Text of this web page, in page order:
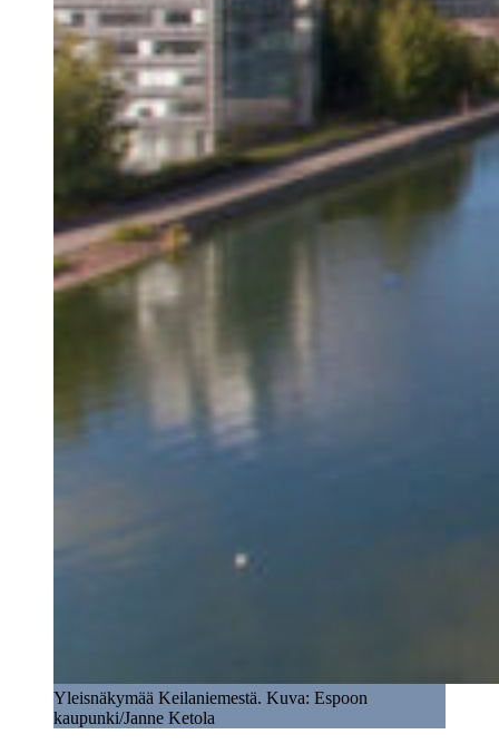
Yleisnäkymää Keilaniemestä. Kuva: Espoon
kaupunki/Janne Ketola